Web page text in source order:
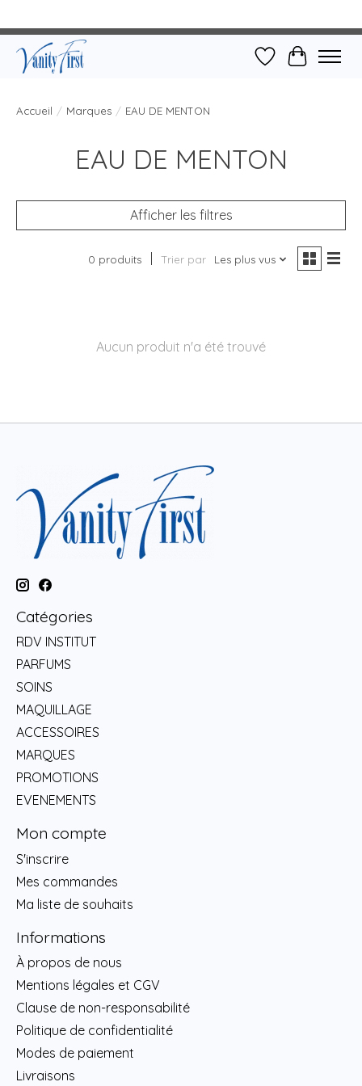
Liste dePanier
Accueil / Marques / EAU DE MENTON
EAU DE MENTON
Afficher les filtres
0 produits Trier par Les plus vus
Aucun produit n'a été trouvé
Catégories
RDV INSTITUT
PARFUMS
SOINS
MAQUILLAGE
ACCESSOIRES
MARQUES
PROMOTIONS
EVENEMENTS
Mon compte
S'inscrire
Mes commandes
Ma liste de souhaits
Informations
À propos de nous
Mentions légales et CGV
Clause de non-responsabilité
Politique de confidentialité
Modes de paiement
Livraisons